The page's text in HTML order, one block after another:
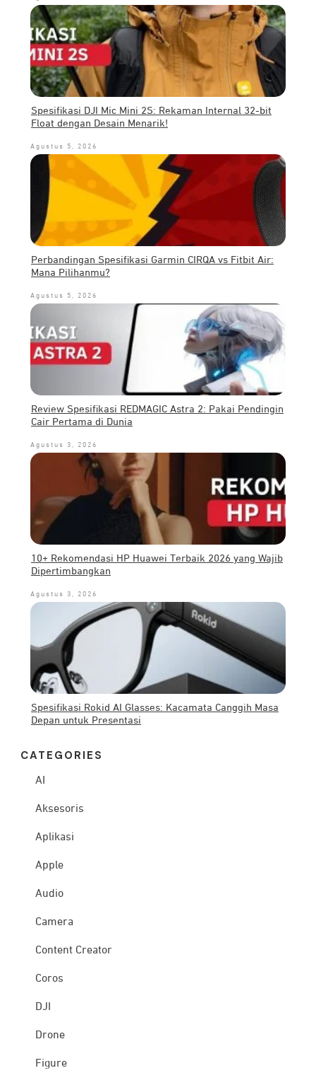
Spesifikasi DJI Mic Mini 2S: Rekaman Internal 32-bit
Float dengan Desain Menarik!
Agustus 5, 2026
Perbandingan Spesifikasi Garmin CIRQA vs Fitbit Air:
Mana Pilihanmu?
Agustus 5, 2026
Review Spesifikasi REDMAGIC Astra 2: Pakai Pendingin
Cair Pertama di Dunia
Agustus 3, 2026
10+ Rekomendasi HP Huawei Terbaik 2026 yang Wajib
Dipertimbangkan
Agustus 3, 2026
Spesifikasi Rokid AI Glasses: Kacamata Canggih Masa
Depan untuk Presentasi
CATEG ORIES
AI
Aksesoris
Aplikasi
Apple
Audio
Camera
Content Creator
Coros
DJI
Drone
Figure